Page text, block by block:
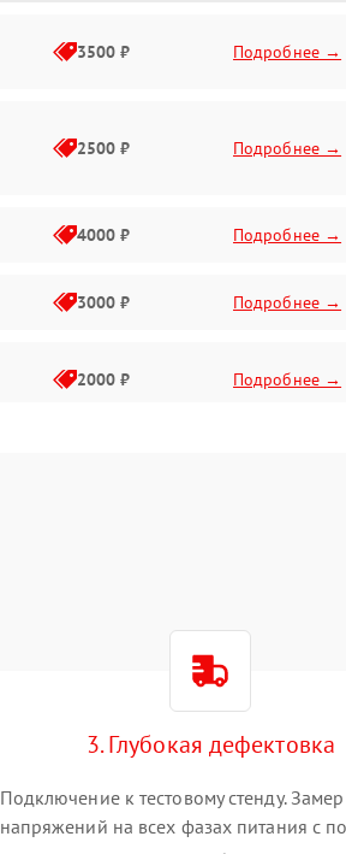
3500 ₽ Подробнее →
2500 ₽ Подробнее →
4000 ₽ Подробнее →
3000 ₽ Подробнее →
2000 ₽ Подробнее →
3. Глубокая дефектовка
Подключение к тестовому стенду. Замер
напряжений на всех фазах питания с